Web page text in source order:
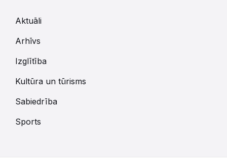
Aktuāli
Arhīvs
Izglītība
Kultūra un tūrisms
Sabiedrība
Sports